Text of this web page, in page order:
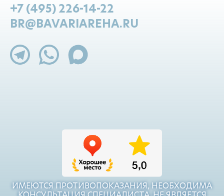
+7 (495) 226-14-22
BR@BAVARIAREHA.RU
ИМЕЮТСЯ ПРОТИВОПОКАЗАНИЯ, НЕОБХОДИМА